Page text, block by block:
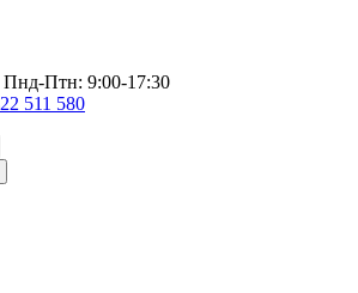
Птн: 9:00-17:30
511 580